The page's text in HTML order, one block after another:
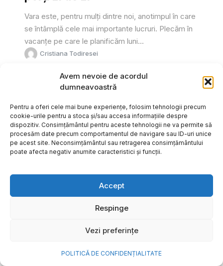
Avem nevoie de acordul
dumneavoastră
Pentru a oferi cele mai bune experiențe, folosim tehnologii precum
cookie-urile pentru a stoca și/sau accesa informațiile despre
dispozitiv. Consimțământul pentru aceste tehnologii ne va permite să
procesăm date precum comportamentul de navigare sau ID-uri unice
pe acest site. Neconsimțământul sau retragerea consimțământului
poate afecta negativ anumite caracteristici și funcții.
Accept
Respinge
Vezi preferințe
POLITICĂ DE CONFIDENȚIALITATE
Vara este, pentru mulți dintre noi, anotimpul în care
se întâmplă cele mai importante lucruri. Plecăm în
vacanțe pe care le planificăm luni...
Cristiana Todiresei
de investiții de un miliard de
euro și o nouă promisiune de